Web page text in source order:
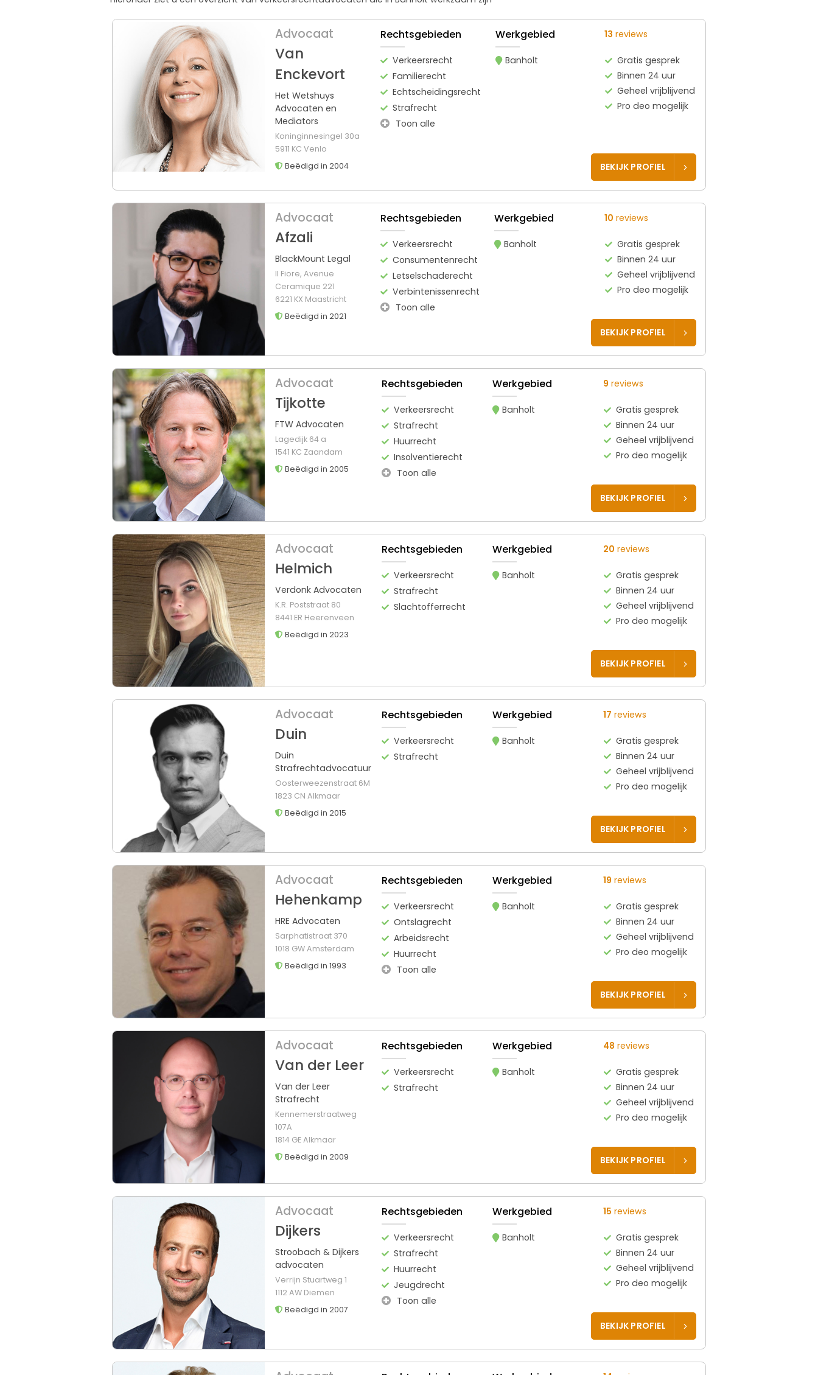
Advocaat
Van
Enckevort
Het Wetshuys
Advocaten en
Mediators
Koninginnesingel 30a
5911 KC Venlo
Beëdigd in 2004
Rechtsgebieden
Verkeersrecht
Familierecht
Echtscheidingsrecht
Strafrecht
Toon alle
Werkgebied
Banholt
13 reviews
Gratis gesprek
Binnen 24 uur
Geheel vrijblijvend
Pro deo mogelijk
BEKIJK PROFIEL
Advocaat
Afzali
BlackMount Legal
Il Fiore, Avenue
Ceramique 221
6221 KX Maastricht
Beëdigd in 2021
Rechtsgebieden
Verkeersrecht
Consumentenrecht
Letselschaderecht
Verbintenissenrecht
Toon alle
Werkgebied
Banholt
10 reviews
Gratis gesprek
Binnen 24 uur
Geheel vrijblijvend
Pro deo mogelijk
BEKIJK PROFIEL
Advocaat
Tijkotte
FTW Advocaten
Lagedijk 64 a
1541 KC Zaandam
Beëdigd in 2005
Rechtsgebieden
Verkeersrecht
Strafrecht
Huurrecht
Insolventierecht
Toon alle
Werkgebied
Banholt
9 reviews
Gratis gesprek
Binnen 24 uur
Geheel vrijblijvend
Pro deo mogelijk
BEKIJK PROFIEL
Advocaat
Helmich
Verdonk Advocaten
K.R. Poststraat 80
8441 ER Heerenveen
Beëdigd in 2023
Rechtsgebieden
Verkeersrecht
Strafrecht
Slachtofferrecht
Werkgebied
Banholt
20 reviews
Gratis gesprek
Binnen 24 uur
Geheel vrijblijvend
Pro deo mogelijk
BEKIJK PROFIEL
Advocaat
Duin
Duin
Strafrechtadvocatuur
Oosterweezenstraat 6M
1823 CN Alkmaar
Beëdigd in 2015
Rechtsgebieden
Verkeersrecht
Strafrecht
Werkgebied
Banholt
17 reviews
Gratis gesprek
Binnen 24 uur
Geheel vrijblijvend
Pro deo mogelijk
BEKIJK PROFIEL
Advocaat
Hehenkamp
HRE Advocaten
Sarphatistraat 370
1018 GW Amsterdam
Beëdigd in 1993
Rechtsgebieden
Verkeersrecht
Ontslagrecht
Arbeidsrecht
Huurrecht
Toon alle
Werkgebied
Banholt
19 reviews
Gratis gesprek
Binnen 24 uur
Geheel vrijblijvend
Pro deo mogelijk
BEKIJK PROFIEL
Advocaat
Van der Leer
Van der Leer
Strafrecht
Kennemerstraatweg
107A
1814 GE Alkmaar
Beëdigd in 2009
Rechtsgebieden
Verkeersrecht
Strafrecht
Werkgebied
Banholt
48 reviews
Gratis gesprek
Binnen 24 uur
Geheel vrijblijvend
Pro deo mogelijk
BEKIJK PROFIEL
Advocaat
Dijkers
Stroobach & Dijkers
advocaten
Verrijn Stuartweg 1
1112 AW Diemen
Beëdigd in 2007
Rechtsgebieden
Verkeersrecht
Strafrecht
Huurrecht
Jeugdrecht
Toon alle
Werkgebied
Banholt
15 reviews
Gratis gesprek
Binnen 24 uur
Geheel vrijblijvend
Pro deo mogelijk
BEKIJK PROFIEL